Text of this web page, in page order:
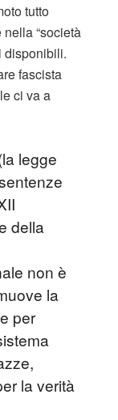
tutto
“società
disponibili.
fascista
ci va a
legge
della
non è
la
per
la verità